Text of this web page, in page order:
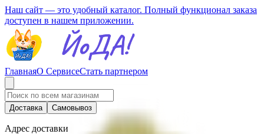
Наш сайт — это удобный каталог. Полный функционал заказа
доступен в нашем приложении.
ГлавнаяО СервисеСтать партнером
Доставка Самовывоз
Адрес доставки